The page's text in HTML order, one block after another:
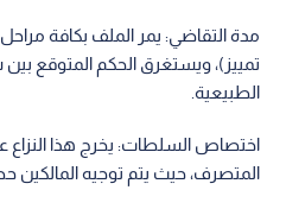
مدة التقاضي: يمر الملف بكافة
تمييز)، ويستغرق الحكم المتوقع
الطبيعية.
اختصاص السلطات: يخرج هذا
المتصرف، حيث يتم توجيه المالكين